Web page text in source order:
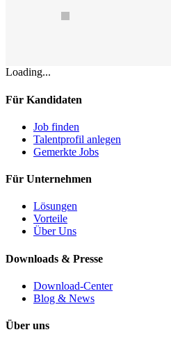
Loading...
Für Kandidaten
Job finden
Talentprofil anlegen
Gemerkte Jobs
Für Unternehmen
Lösungen
Vorteile
Über Uns
Downloads & Presse
Download-Center
Blog & News
Über uns